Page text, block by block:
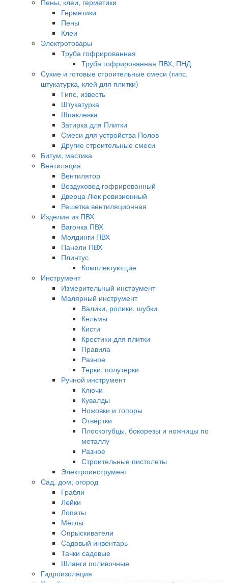
Пены, клеи, герметики
Герметики
Пены
Клеи
Электротовары
Труба гофрированная
Труба гофрированная ПВХ, ПНД
Сухие и готовые строительные смеси (гипс,
штукатурка, клей для плитки)
Гипс, известь
Штукатурка
Шпаклевка
Затирка для Плитки
Смеси для устройства Полов
Другие строительные смеси
Битум, мастика
Вентиляция
Вентилятор
Воздуховод гофрированный
Дверца Люк ревизионный
Решетка вентиляционная
Изделия из ПВХ
Вагонка ПВХ
Молдинги ПВХ
Панели ПВХ
Плинтус
Комплектующие
Инструмент
Измерительный инструмент
Малярный инструмент
Валики, ролики, шубки
Кельмы
Кисти
Крестики для плитки
Правила
Разное
Терки, полутерки
Ручной инструмент
Ключи
Кувалды
Ножовки и топоры
Отвёртки
Плоскогубцы, бокорезы и ножницы по
металлу
Разное
Строительные пистолеты
Электроинструмент
Сад, дом, огород
Грабли
Лейки
Лопаты
Мётлы
Опрыскиватели
Садовый инвентарь
Тачки садовые
Шланги поливочные
Гидроизоляция